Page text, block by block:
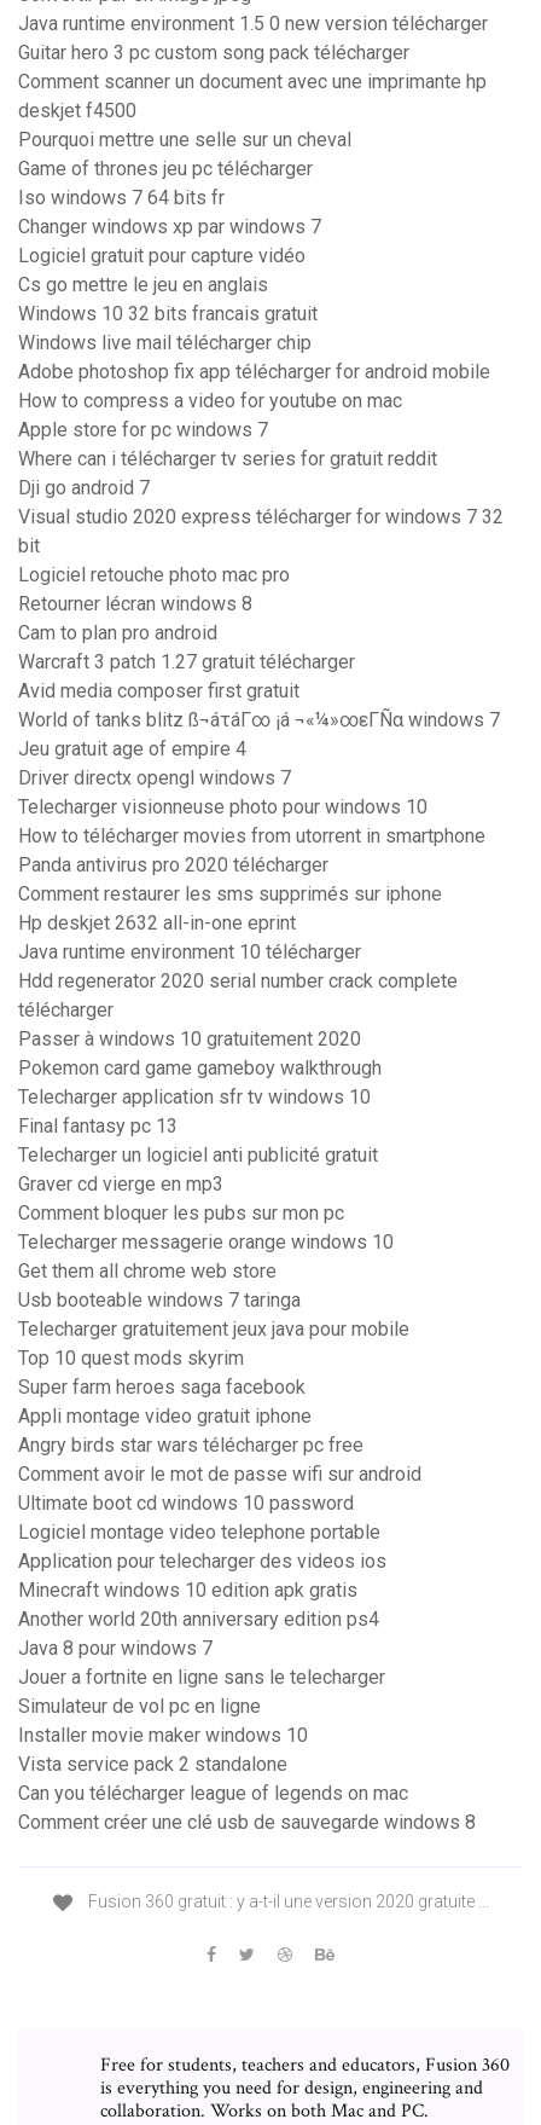
Java runtime environment 1.5 0 new version télécharger
Guitar hero 3 pc custom song pack télécharger
Comment scanner un document avec une imprimante hp
deskjet f4500
Pourquoi mettre une selle sur un cheval
Game of thrones jeu pc télécharger
Iso windows 7 64 bits fr
Changer windows xp par windows 7
Logiciel gratuit pour capture vidéo
Cs go mettre le jeu en anglais
Windows 10 32 bits francais gratuit
Windows live mail télécharger chip
Adobe photoshop fix app télécharger for android mobile
How to compress a video for youtube on mac
Apple store for pc windows 7
Where can i télécharger tv series for gratuit reddit
Dji go android 7
Visual studio 2020 express télécharger for windows 7 32
bit
Logiciel retouche photo mac pro
Retourner lécran windows 8
Cam to plan pro android
Warcraft 3 patch 1.27 gratuit télécharger
Avid media composer first gratuit
World of tanks blitz ß¬áτáΓ∞ ¡á ¬«¼»∞εΓÑα windows 7
Jeu gratuit age of empire 4
Driver directx opengl windows 7
Telecharger visionneuse photo pour windows 10
How to télécharger movies from utorrent in smartphone
Panda antivirus pro 2020 télécharger
Comment restaurer les sms supprimés sur iphone
Hp deskjet 2632 all-in-one eprint
Java runtime environment 10 télécharger
Hdd regenerator 2020 serial number crack complete
télécharger
Passer à windows 10 gratuitement 2020
Pokemon card game gameboy walkthrough
Telecharger application sfr tv windows 10
Final fantasy pc 13
Telecharger un logiciel anti publicité gratuit
Graver cd vierge en mp3
Comment bloquer les pubs sur mon pc
Telecharger messagerie orange windows 10
Get them all chrome web store
Usb booteable windows 7 taringa
Telecharger gratuitement jeux java pour mobile
Top 10 quest mods skyrim
Super farm heroes saga facebook
Appli montage video gratuit iphone
Angry birds star wars télécharger pc free
Comment avoir le mot de passe wifi sur android
Ultimate boot cd windows 10 password
Logiciel montage video telephone portable
Application pour telecharger des videos ios
Minecraft windows 10 edition apk gratis
Another world 20th anniversary edition ps4
Java 8 pour windows 7
Jouer a fortnite en ligne sans le telecharger
Simulateur de vol pc en ligne
Installer movie maker windows 10
Vista service pack 2 standalone
Can you télécharger league of legends on mac
Comment créer une clé usb de sauvegarde windows 8
Fusion 360 gratuit : y a-t-il une version 2020 gratuite ...
Free for students, teachers and educators, Fusion 360
is everything you need for design, engineering and
collaboration. Works on both Mac and PC.